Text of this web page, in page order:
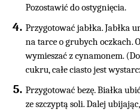
Pozostawić do ostygnięcia.
Przygotować jabłka. Jabłka
na tarce o grubych oczkach.
wymieszać z cynamonem.
cukru, całe ciasto jest
Przygotować bezę. Białka
ze szczyptą soli. Dalej